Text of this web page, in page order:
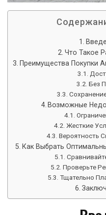
Что Такое
Преимущества Покупки
Без
Возможные
Жесткие
Вероятность
Как Выбрать
Проверьте
Тщательно